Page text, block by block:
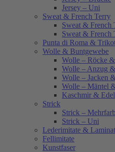
Jersey – Uni
Sweat & French Terry
Sweat & French
Sweat & French
Punta di Roma &
Wolle & Buntgewebe
Wolle – Röcke
Wolle – Anzug
Wolle – Jacken
Wolle – Mäntel
Kaschmir &
Strick
Strick –
Strick – Uni
Lederimitate &
Fellimitate
Kunstfaser